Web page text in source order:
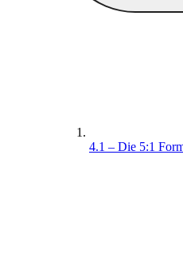
4.1 – Die 5:1